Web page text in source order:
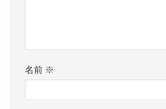
名前 ※